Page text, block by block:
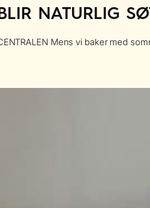
NATURLIG
Mens vi baker med